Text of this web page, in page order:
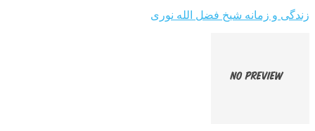
زندگی و زمانه شیخ فضل الله نوری